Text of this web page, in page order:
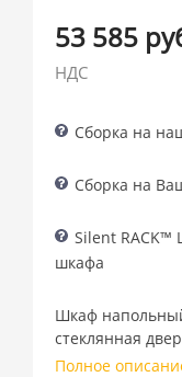
53 585
НДС
Сборка на
Сборка на
Silent RACK™
шкафа
Шкаф
стеклянная
Полное